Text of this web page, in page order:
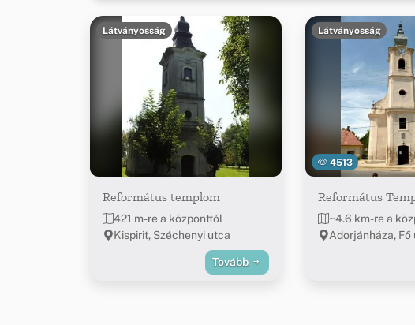
Látványosság
Református templom
421 m-re a központtól
Kispirit, Széchenyi utca
Tovább
4513
Látványosság
Református
~4.6 km-re a
Adorjánháza, Fő